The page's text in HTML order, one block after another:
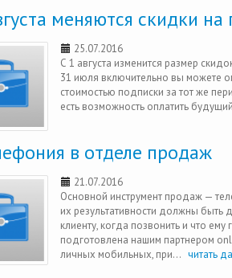
меняются скидки на
25.07.2016
С 1 августа изменится размер
31 июля включительно вы можете
стоимостью подписки за тот же
есть возможность оплатить
в отделе продаж
21.07.2016
Основной инструмент продаж —
их результативности должны
клиенту, когда позвонить и что
подготовлена нашим партнером
личных мобильных, при... читать